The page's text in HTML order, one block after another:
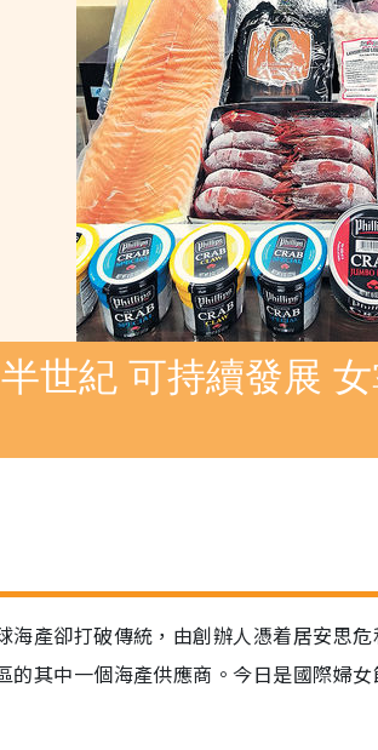
世紀 可持續發展
產卻打破傳統，由創辦人憑着居安思
其中一個海產供應商。今日是國際婦